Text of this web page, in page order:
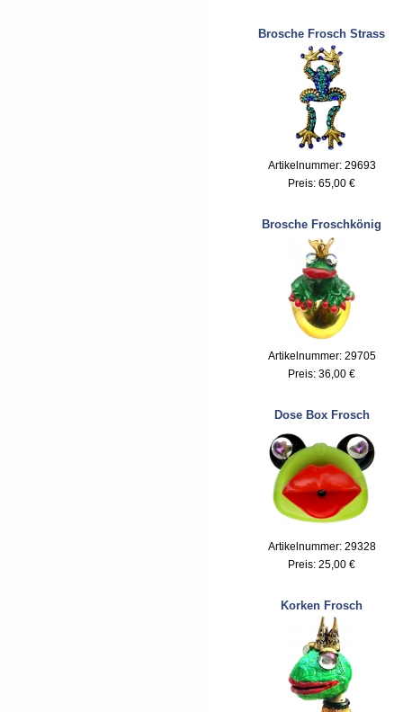
Brosche Frosch Strass
Artikelnummer: 29693
Preis: 65,00 €
Brosche Froschkönig
Artikelnummer: 29705
Preis: 36,00 €
Dose Box Frosch
Artikelnummer: 29328
Preis: 25,00 €
Korken Frosch